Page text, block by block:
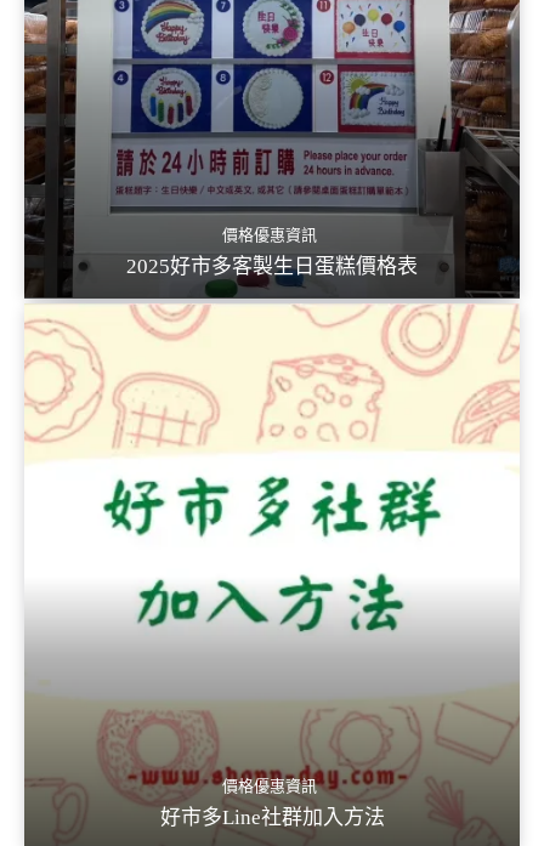
價格優惠資訊
2025好市多客製生日蛋糕價格表
價格優惠資訊
好市多Line社群加入方法